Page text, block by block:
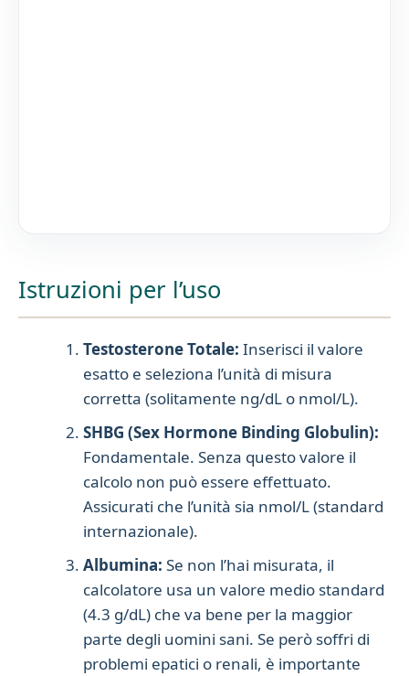
Istruzioni per l’uso
Testosterone Totale: Inserisci il valore
esatto e seleziona l’unità di misura
corretta (solitamente ng/dL o nmol/L).
SHBG (Sex Hormone Binding Globulin):
Fondamentale. Senza questo valore il
calcolo non può essere effettuato.
Assicurati che l’unità sia nmol/L (standard
internazionale).
Albumina: Se non l’hai misurata, il
calcolatore usa un valore medio standard
(4.3 g/dL) che va bene per la maggior
parte degli uomini sani. Se però soffri di
problemi epatici o renali, è importante